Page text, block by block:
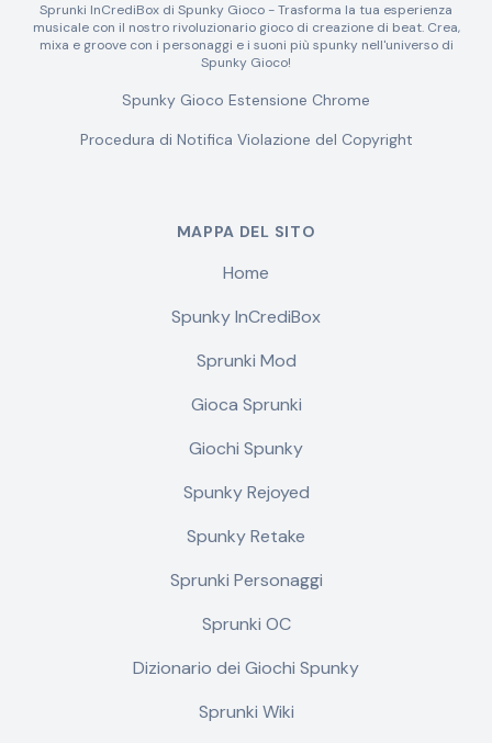
Sprunki InCrediBox di Spunky Gioco - Trasforma la tua esperienza
musicale con il nostro rivoluzionario gioco di creazione di beat. Crea,
mixa e groove con i personaggi e i suoni più spunky nell'universo di
Spunky Gioco!
Spunky Gioco Estensione Chrome
Procedura di Notifica Violazione del Copyright
MAPPA DEL SITO
Home
Spunky InCrediBox
Sprunki Mod
Gioca Sprunki
Giochi Spunky
Spunky Rejoyed
Spunky Retake
Sprunki Personaggi
Sprunki OC
Dizionario dei Giochi Spunky
Sprunki Wiki